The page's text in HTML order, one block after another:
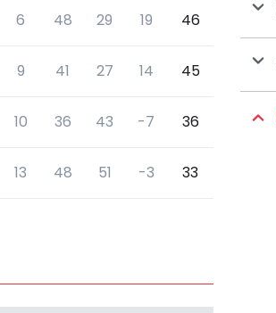
6 48 29 19 46
9 41 27 14 45
10 36 43 -7 36
13 48 51 -3 33